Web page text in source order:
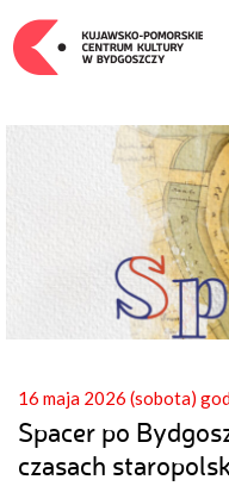
16 maja 2026 (sobota)
Spacer po
czasach